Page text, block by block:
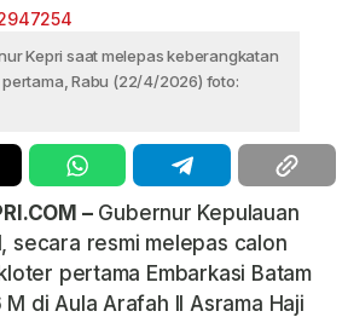
Kepri saat melepas keberangkatan
Rabu (22/4/2026) foto:
–Gubernur Kepulauan
secara resmi melepas calon
pertama Embarkasi Batam
di Aula Arafah II Asrama Haji